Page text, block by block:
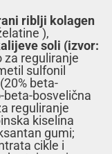
riblji kolagen
),
soli (izvor:
za reguliranje
sulfonil
beta-
beta-bosvelična
reguliranje
kiselina
gumi;
cikle i